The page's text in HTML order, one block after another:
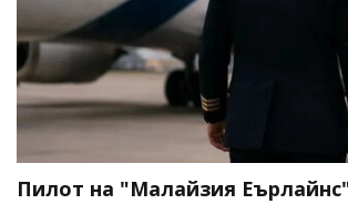
Пилот на "Малайзия